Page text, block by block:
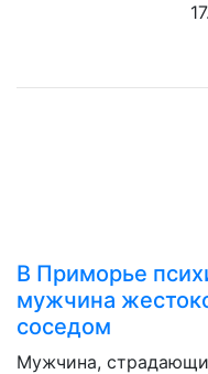
В Приморье
мужчина
соседом
Мужчина,